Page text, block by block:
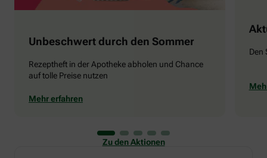
Unbeschwert durch den Sommer
Rezeptheft in der Apotheke abholen und Chance
auf tolle Preise nutzen
Mehr erfahren
Den
Zu den Aktionen